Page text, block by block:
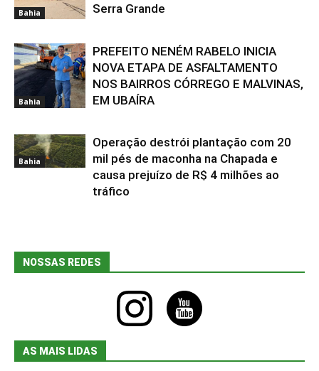
Bahia
Serra Grande
Bahia
PREFEITO NENÉM RABELO INICIA
NOVA ETAPA DE ASFALTAMENTO
NOS BAIRROS CÓRREGO E MALVINAS,
EM UBAÍRA
Bahia
Operação destrói plantação com 20
mil pés de maconha na Chapada e
causa prejuízo de R$ 4 milhões ao
tráfico
NOSSAS REDES
instagram youtube
AS MAIS LIDAS